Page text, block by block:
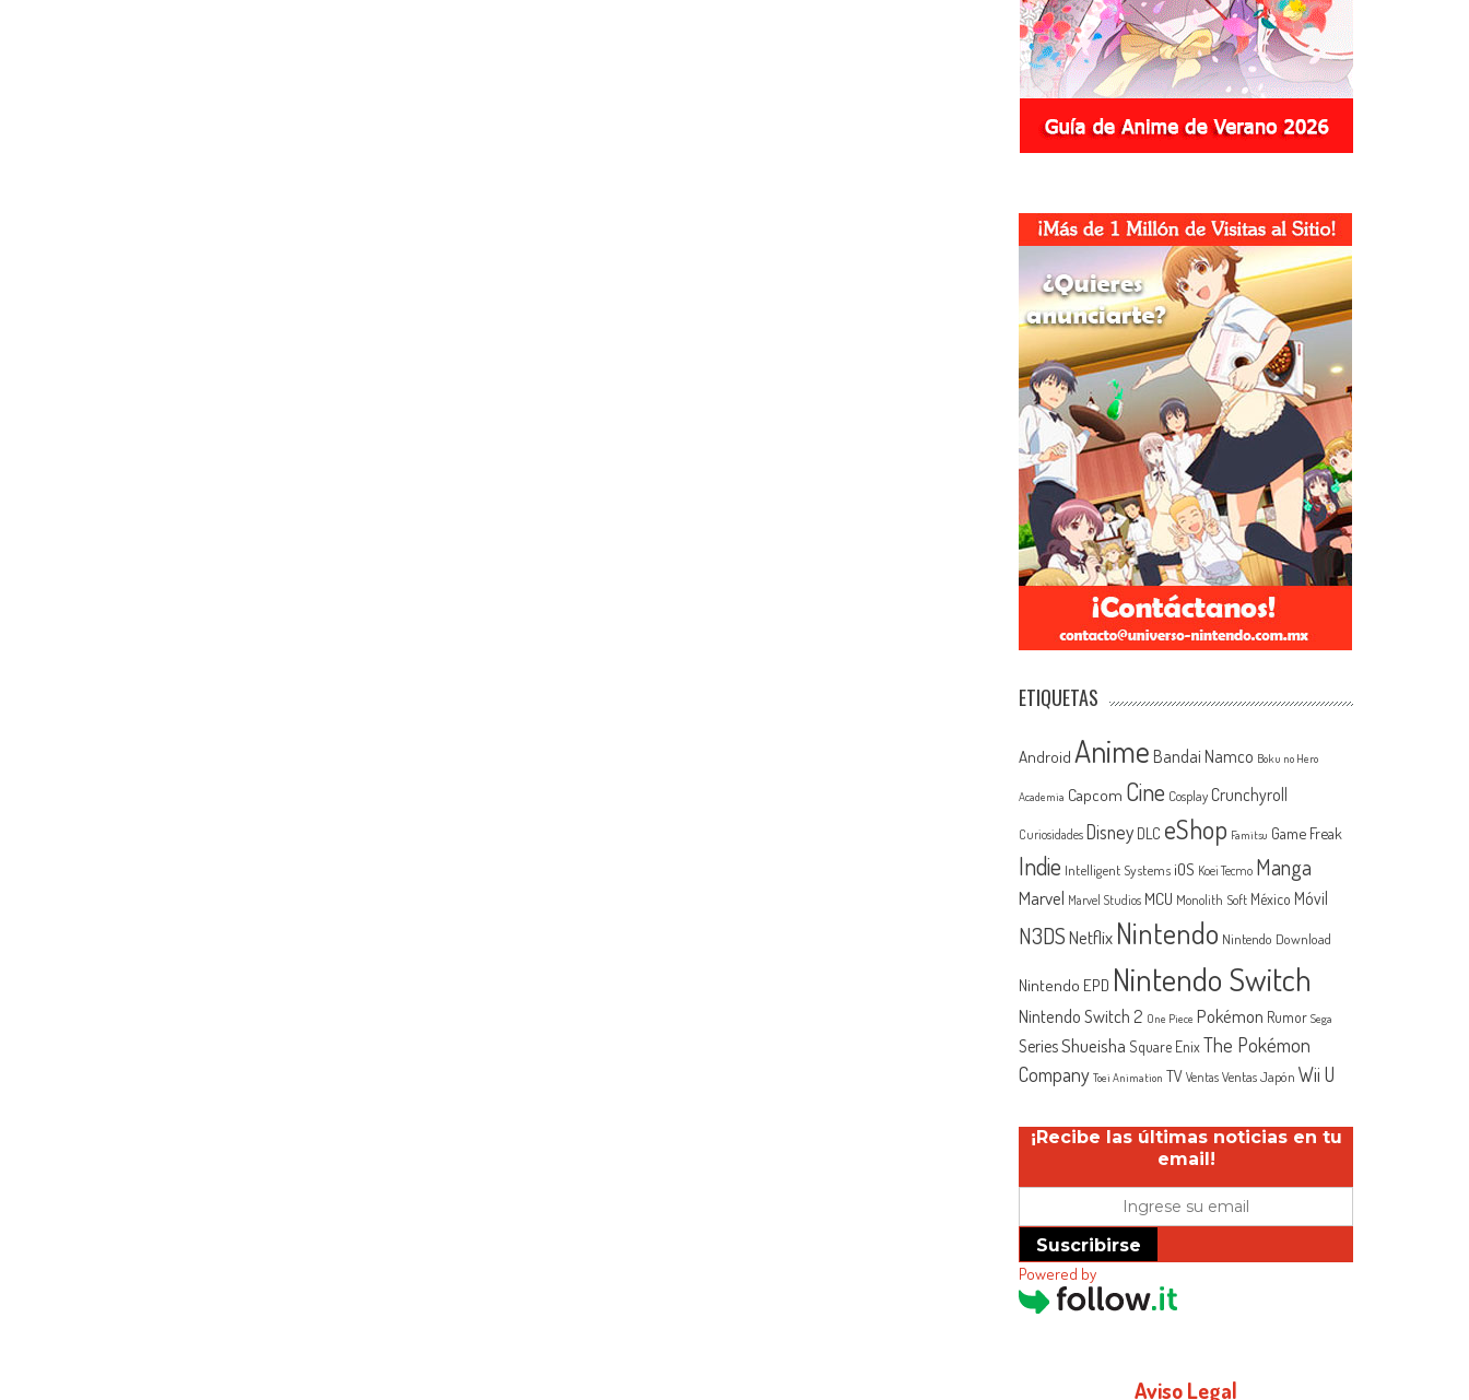
ETIQUETAS
Android Anime Bandai Namco Boku no Hero
Academia Capcom Cine Cosplay Crunchyroll
Curiosidades Disney DLC eShop Famitsu Game Freak
Indie Intelligent Systems iOS Koei Tecmo Manga
Marvel Marvel Studios MCU Monolith Soft México Móvil
N3DSNetflix Nintendo Nintendo Download
Nintendo EPD Nintendo Switch
Nintendo Switch 2 One Piece Pokémon Rumor Sega
SeriesShueisha Square EnixThe Pokémon
Company Toei Animation TV Ventas Ventas Japón Wii U
¡Recibe las últimas noticias en tu
email!
Suscribirse
Powered by
Aviso Legal